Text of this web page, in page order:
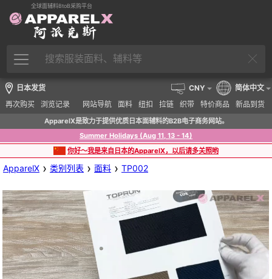
全球面辅料BtoB采购平台
日本发货
再次购买
浏览记录 网站导航 面料 纽扣 拉链 织带 特价商品 新品到货
CNY 简体中文
ApparelX是致力于提供优质日本面辅料的B2B电子商务网站。
Summer Holidays (Aug 11, 13 - 14)
你好～我是来自日本的ApparelX，以后请多关照哟
ApparelX › 类别列表 › 面料 › TP002